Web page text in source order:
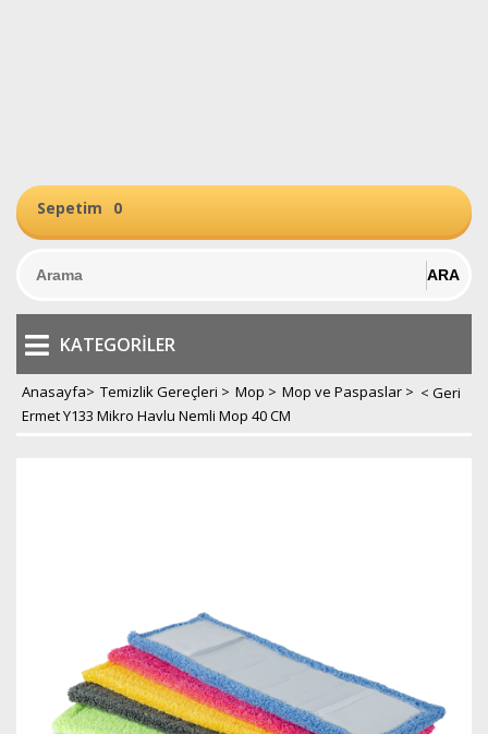
Sepetim 0
KATEGORILER
Anasayfa> Temizlik Gereçleri > Mop > Mop ve Paspaslar >
Ermet Y133 Mikro Havlu Nemli Mop 40 CM